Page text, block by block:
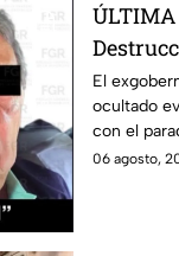
ÚLTIMA
clave y
testigos
Aguirre:
El
ocultado
con el
06 agosto,